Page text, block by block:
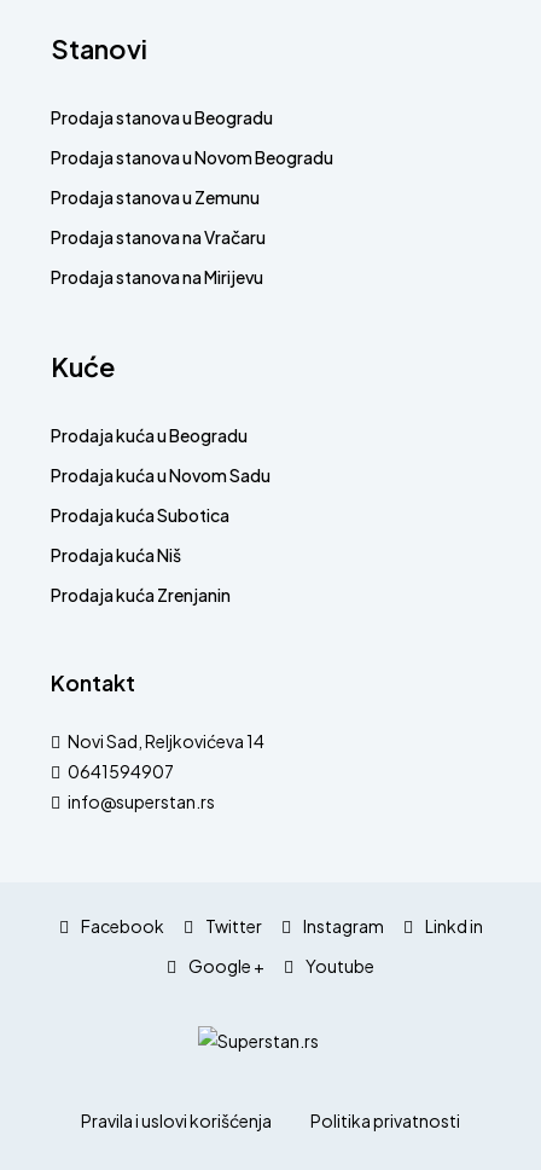
Stanovi
Prodaja stanova u Beogradu
Prodaja stanova u Novom Beogradu
Prodaja stanova u Zemunu
Prodaja stanova na Vračaru
Prodaja stanova na Mirijevu
Kuće
Prodaja kuća u Beogradu
Prodaja kuća u Novom Sadu
Prodaja kuća Subotica
Prodaja kuća Niš
Prodaja kuća Zrenjanin
Kontakt
Novi Sad, Reljkovićeva 14
0641594907
info@superstan.rs
Facebook Twitter Instagram
Linkd in
Google +
Youtube
Pravila i uslovi korišćenja Politika privatnosti